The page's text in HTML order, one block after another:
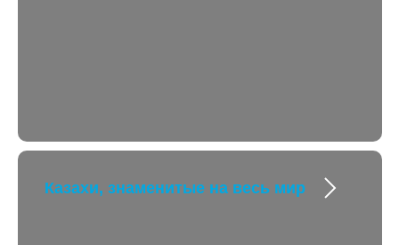
Казахи, знаменитые на весь мир